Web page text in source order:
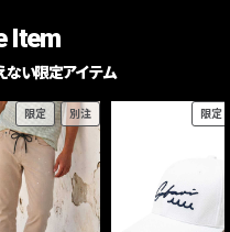
Item
ない限定アイテム
限定 別注 限定